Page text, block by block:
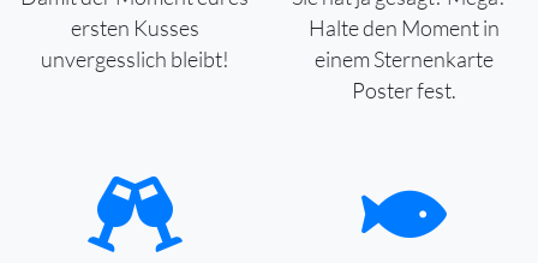
ersten Kusses
unvergesslich bleibt!
Halte den Moment in
einem Sternenkarte
Poster fest.